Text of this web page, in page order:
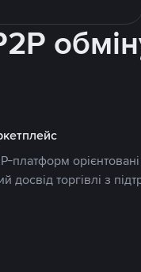
платформ
досвід торгівлі з